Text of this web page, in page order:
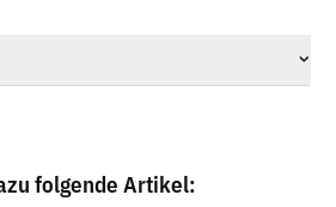
folgende Artikel: